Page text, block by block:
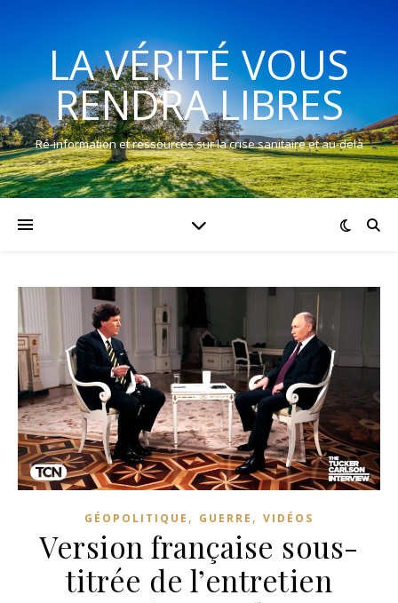
LA VÉRITÉ VOUS
RENDRA LIBRES
Ré-information et ressources sur la crise sanitaire et au-delà
GÉOPOLITIQUE , GUERRE , VIDÉOS
Version française sous-
titrée de l’entretien